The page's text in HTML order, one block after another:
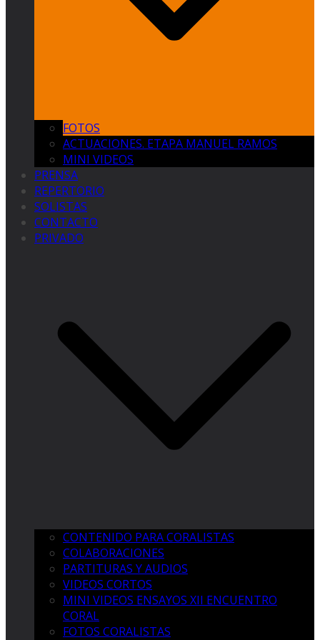
FOTOS
ACTUACIONES. ETAPA MANUEL RAMOS
MINI VIDEOS
PRENSA
REPERTORIO
SOLISTAS
CONTACTO
PRIVADO
CONTENIDO PARA CORALISTAS
COLABORACIONES
PARTITURAS Y AUDIOS
VIDEOS CORTOS
MINI VIDEOS ENSAYOS XII ENCUENTRO
CORAL
FOTOS CORALISTAS